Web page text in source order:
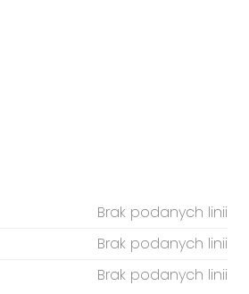
Brak podanych linii
Brak podanych linii
Brak podanych linii